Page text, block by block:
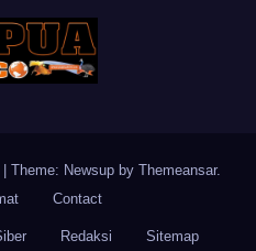
Theme: Newsup by Themeansar.
Contact
Redaksi Sitemap